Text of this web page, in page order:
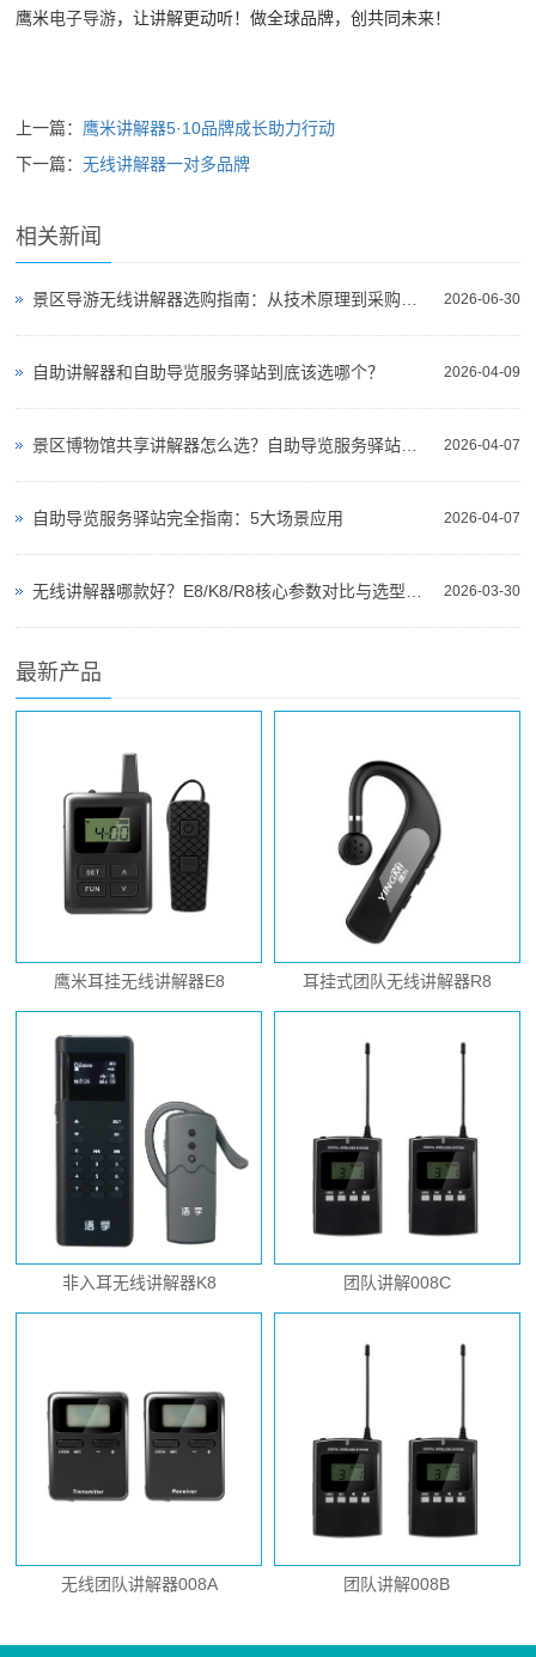
鹰米电子导游，让讲解更动听！做全球品牌，创共同未来！
上一篇： 鹰米讲解器5·10品牌成长助力行动
下一篇：无线讲解器一对多品牌
相关新闻
2026-06-30
2026-04-09
自助讲解器和自助导览服务驿站到底该选哪个？
2026-04-07
2026-04-07
自助导览服务驿站完全指南：5大场景应用
2026-03-30
最新产品
鹰米耳挂无线讲解器E8 耳挂式团队无线讲解器R8
非入耳无线讲解器K8 团队讲解008C
无线团队讲解器008A 团队讲解008B